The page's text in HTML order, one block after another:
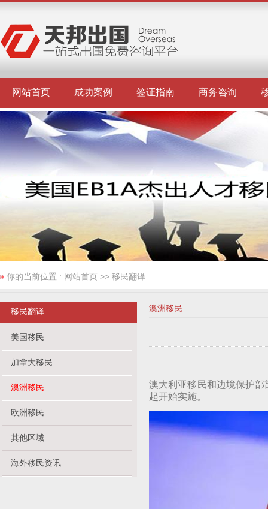
网站首页 成功案例 签证指南 商务咨询
你的当前位置 : 网站首页 >> 移民翻译
移民翻译
美国移民
加拿大移民
澳洲移民
欧洲移民
其他区域
海外移民资讯
澳洲移民
澳大利亚移民和边境保护
起开始实施。